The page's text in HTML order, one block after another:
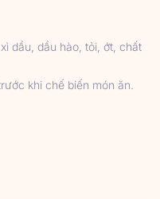
dầu, dầu hào, tỏi, ớt, chất
khi chế biến món ăn.